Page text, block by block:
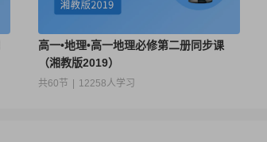
高一•地理•高一地理必修第二册同步课
（湘教版2019）
共60节 12258人学习